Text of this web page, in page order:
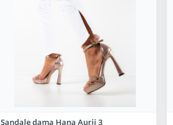
Sandale dama Hana Aurii 3